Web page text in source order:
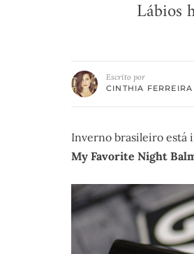
Lábios
Escrito por
CINTHIA FERREIRA
Inverno brasileiro está
My Favorite Night